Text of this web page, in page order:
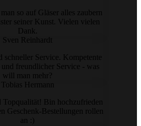
so auf Gläser alles zaubern
seiner Kunst. Vielen vielen
Dank.
Sven Reinhardt
schneller Service. Kompetente
und freundlicher Service - was
will man mehr?
Tobias Hermann
Topqualität! Bin hochzufrieden
Geschenk-Bestellungen rollen
an :)